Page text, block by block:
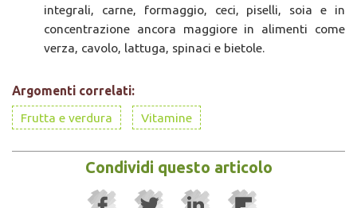
integrali, carne, formaggio, ceci, piselli, soia e in
concentrazione ancora maggiore in alimenti come
verza, cavolo, lattuga, spinaci e bietole.
Argomenti correlati:
Frutta e verdura
Vitamine
Condividi questo articolo